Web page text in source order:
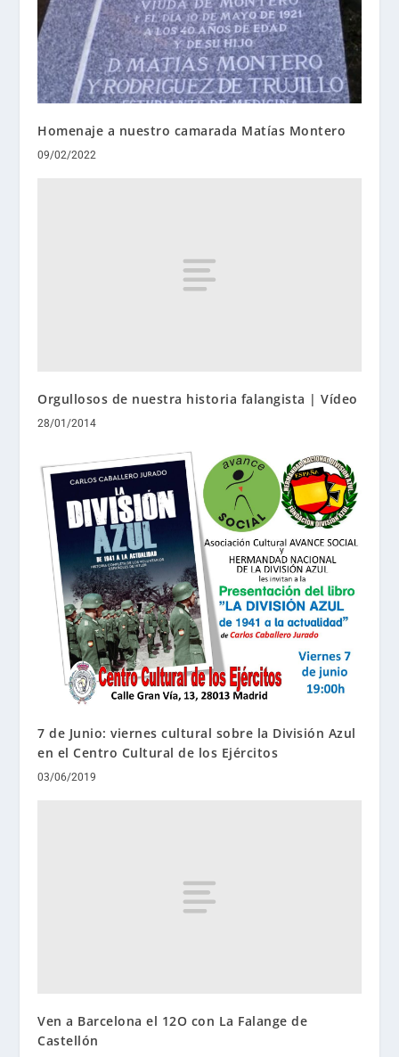
Homenaje a nuestro camarada Matías Montero
09/02/2022
Orgullosos de nuestra historia falangista | Vídeo
28/01/2014
7 de Junio: viernes cultural sobre la División Azul
en el Centro Cultural de los Ejércitos
03/06/2019
Ven a Barcelona el 12O con La Falange de
Castellón